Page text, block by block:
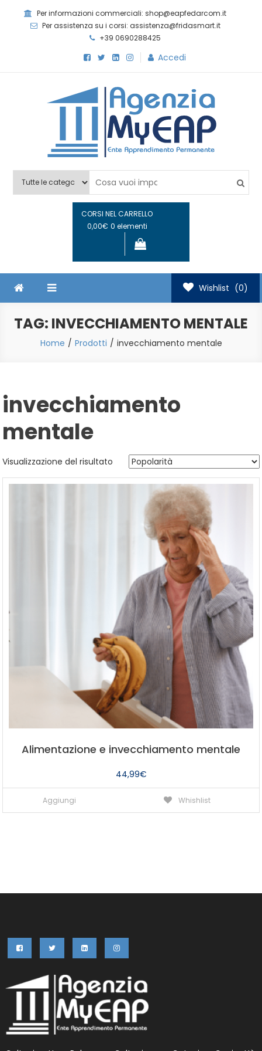
Per informazioni commerciali: shop@eapfedarcom.it
Per assistenza su i corsi: assistenza@fridasmart.it
+39 0690288425
Accedi
Agenzia MyEAP
CORSI NEL CARRELLO
0,00€ 0 elementi
Wishlist (0)
TAG: INVECCHIAMENTO MENTALE
Home Prodotti invecchiamento mentale
invecchiamento
mentale
Visualizzazione del risultato
Alimentazione e invecchiamento mentale
44,99€
Aggiungi Whishlist